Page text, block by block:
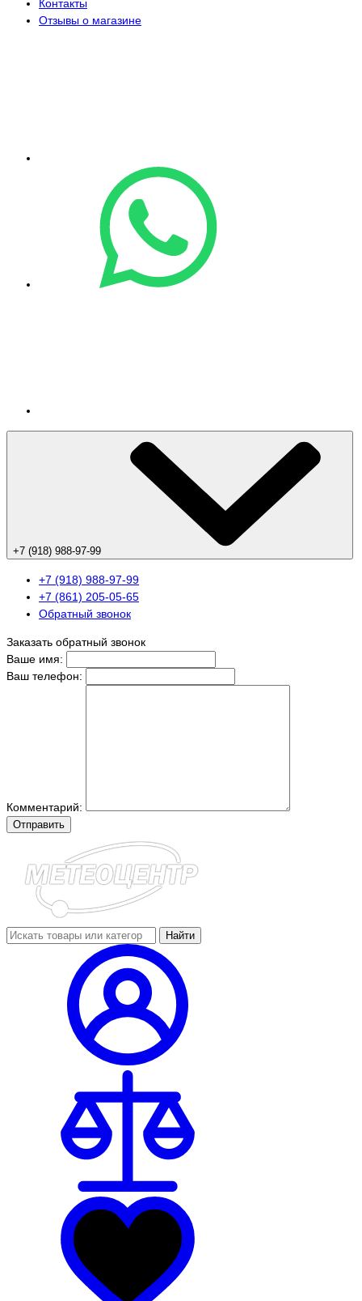
Контакты
Отзывы о магазине
+7 (918) 988-97-99
+7 (918) 988-97-99
+7 (861) 205-05-65
Обратный звонок
Заказать обратный звонок
Ваше имя:
Ваш телефон:
Комментарий:
Отправить
Найти